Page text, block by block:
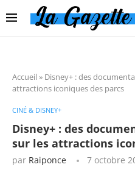
Accueil » Disney+ : des
attractions iconiques des parcs
CINÉ & DISNEY+
Disney+ : des
sur les attractions
par Raiponce 7 octobre